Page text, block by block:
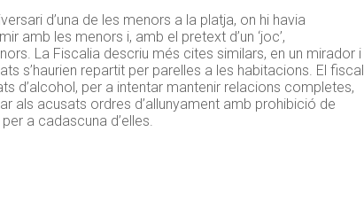
d’una de les menors a la platja, on hi havia
amb les menors i, amb el pretext d’un ‘joc’,
La Fiscalia descriu més cites similars, en un mirador i
s’haurien repartit per parelles a les habitacions. El fiscal
d’alcohol, per a intentar mantenir relacions completes,
als acusats ordres d’allunyament amb prohibició de
a cadascuna d’elles.